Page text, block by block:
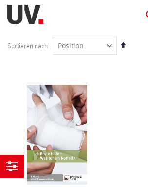
Sortieren nach
In
Einkaufen